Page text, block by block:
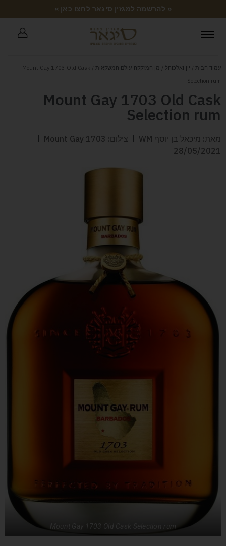
« להרשמה למגזין סיגאר לחצו כאן »
עמוד הבית / יין ואלכוהל / מן המזקקה-עולם המשקאות
/ Mount Gay 1703 Old Cask
Selection rum
Mount Gay 1703 Old Cask
Selection rum
מאת: מיכאל בן יוסף WM
צילום: Mount Gay 1703
28/05/2021
Mount Gay 1703 Old Cask Selection rum